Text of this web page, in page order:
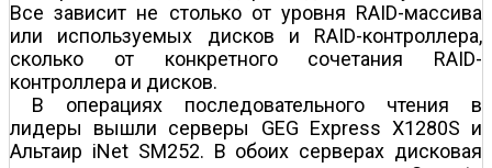
Все зависит не столько от уровня RAID-массива
или используемых дисков и RAID-контроллера,
сколько от конкретного сочетания RAID-
контроллера и дисков.
В операциях последовательного чтения в
лидеры вышли серверы GEG Express X1280S и
Альтаир iNet SM252. В обоих серверах дисковая